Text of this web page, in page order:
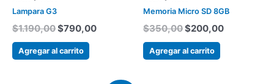
Lampara G3
$1.190,00$790,00
Agregar al carrito
Memoria Micro SD 8GB
$350,00$200,00
Agregar al carrito